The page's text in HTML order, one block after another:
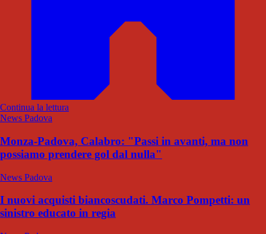
Continua la lettura
News Padova
Monza-Padova, Calabro: "Passi in avanti, ma non
possiamo prendere gol dal nulla"
News Padova
I nuovi acquisti biancoscudati. Marco Pompetti: un
sinistro educato in regia